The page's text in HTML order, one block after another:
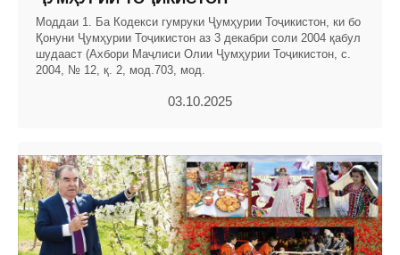
Моддаи 1. Ба Кодекси гумруки Ҷумҳурии Тоҷикистон, ки бо
Қонуни Ҷумҳурии Тоҷикистон аз 3 декабри соли 2004 қабул
шудааст (Ахбори Маҷлиси Олии Ҷумҳурии Тоҷикистон, с.
2004, № 12, қ. 2, мод.703, мод.
03.10.2025